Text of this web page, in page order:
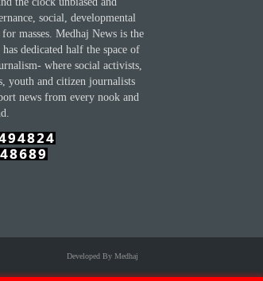
social, developmental
masses. Medhaj News is the
dedicated half the space of
where social activists,
youth and citizen journalists
news from every nook and
Developed By Medhaj